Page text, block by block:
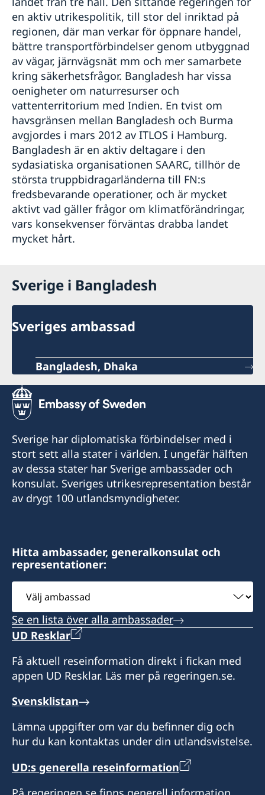
en aktiv utrikespolitik, till stor del inriktad på
regionen, där man verkar för öppnare handel,
bättre transportförbindelser genom utbyggnad
av vägar, järnvägsnät mm och mer samarbete
kring säkerhetsfrågor. Bangladesh har vissa
oenigheter om naturresurser och
vattenterritorium med Indien. En tvist om
havsgränsen mellan Bangladesh och Burma
avgjordes i mars 2012 av ITLOS i Hamburg.
Bangladesh är en aktiv deltagare i den
sydasiatiska organisationen SAARC, tillhör de
största truppbidragarländerna till FN:s
fredsbevarande operationer, och är mycket
aktivt vad gäller frågor om klimatförändringar,
vars konsekvenser förväntas drabba landet
mycket hårt.
Sverige i Bangladesh
Sveriges ambassad
Bangladesh, Dhaka
Sverige har diplomatiska förbindelser med i
stort sett alla stater i världen. I ungefär hälften
av dessa stater har Sverige ambassader och
konsulat. Sveriges utrikesrepresentation består
av drygt 100 utlandsmyndigheter.
Hitta ambassader, generalkonsulat och
representationer:
Välj
ambassad
Se en lista över alla ambassader
UD Resklar
Få aktuell reseinformation direkt i fickan med
appen UD Resklar. Läs mer på regeringen.se.
Svensklistan
Lämna uppgifter om var du befinner dig och
hur du kan kontaktas under din utlandsvistelse.
UD:s generella reseinformation